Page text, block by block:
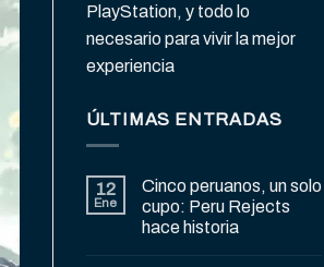
PlayStation, y todo lo
necesario para vivir la mejor
experiencia
ÚLTIMAS ENTRADAS
12
Ene
Cinco peruanos, un solo
cupo: Peru Rejects
hace historia